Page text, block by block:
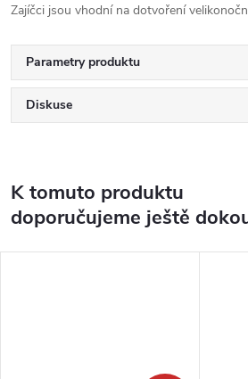
Zajíčci jsou vhodní na dotvoření
Parametry produktu
Diskuse
K tomuto produktu
doporučujeme ještě